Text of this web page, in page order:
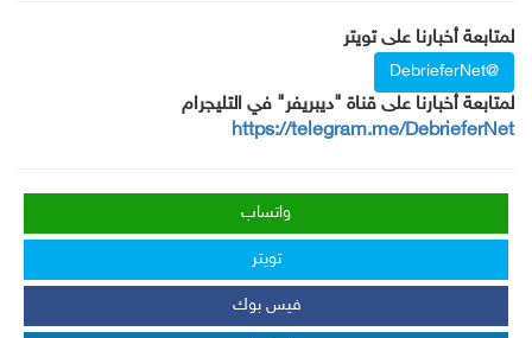
لمتابعة أخبارنا على تويتر
@DebrieferNet
لمتابعة أخبارنا على قناة "ديبريفر" في التليجرام
https://telegram.me/DebrieferNet
واتساب
تويتر
فيس بوك